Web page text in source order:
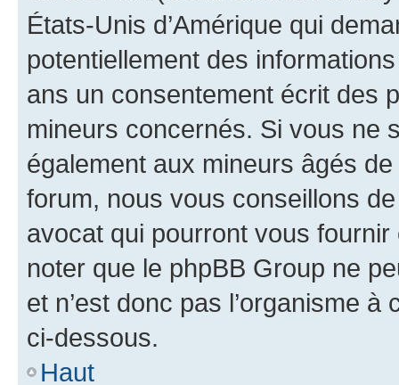
États-Unis d’Amérique qui
potentiellement des
ans un consentement écrit des
mineurs concernés. Si vous ne
également aux mineurs âgés
forum, nous vous conseillons
avocat qui pourront vous
noter que le phpBB Group ne
et n’est donc pas l’organisme
ci-dessous.
Haut